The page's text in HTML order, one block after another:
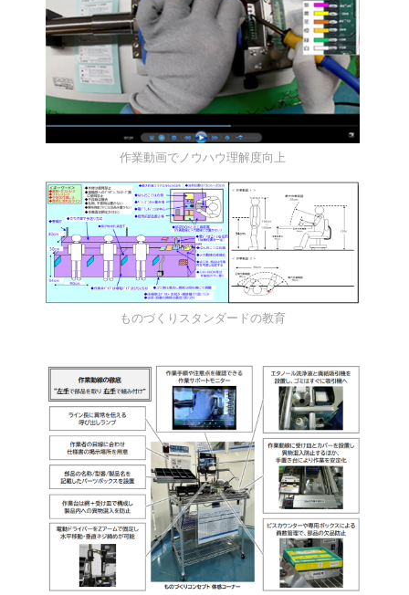
作業動画でノウハウ理解度向上
ものづくりスタンダードの教育